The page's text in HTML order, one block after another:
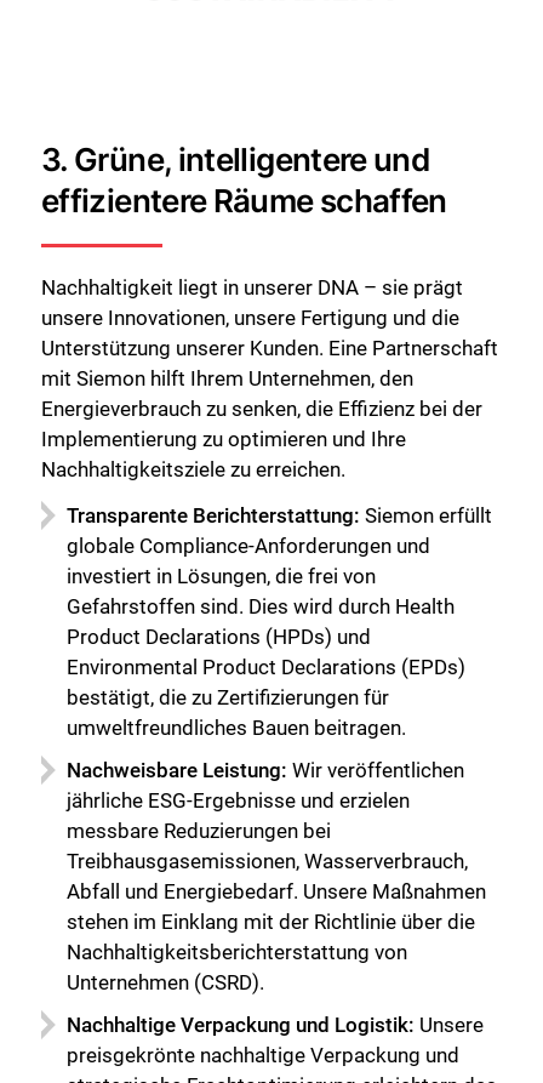
3. Grüne, intelligentere und
effizientere Räume schaffen
Nachhaltigkeit liegt in unserer DNA – sie prägt
unsere Innovationen, unsere Fertigung und die
Unterstützung unserer Kunden. Eine Partnerschaft
mit Siemon hilft Ihrem Unternehmen, den
Energieverbrauch zu senken, die Effizienz bei der
Implementierung zu optimieren und Ihre
Nachhaltigkeitsziele zu erreichen.
Transparente Berichterstattung: Siemon erfüllt
globale Compliance-Anforderungen und
investiert in Lösungen, die frei von
Gefahrstoffen sind. Dies wird durch Health
Product Declarations (HPDs) und
Environmental Product Declarations (EPDs)
bestätigt, die zu Zertifizierungen für
umweltfreundliches Bauen beitragen.
Nachweisbare Leistung: Wir veröffentlichen
jährliche ESG-Ergebnisse und erzielen
messbare Reduzierungen bei
Treibhausgasemissionen, Wasserverbrauch,
Abfall und Energiebedarf. Unsere Maßnahmen
stehen im Einklang mit der Richtlinie über die
Nachhaltigkeitsberichterstattung von
Unternehmen (CSRD).
Nachhaltige Verpackung und Logistik: Unsere
preisgekrönte nachhaltige Verpackung und